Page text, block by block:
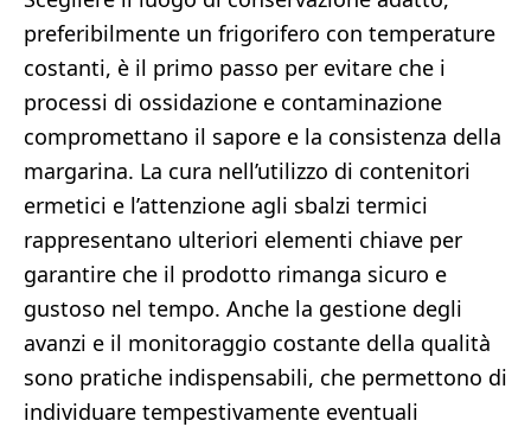
preferibilmente un frigorifero con temperature
costanti, è il primo passo per evitare che i
processi di ossidazione e contaminazione
compromettano il sapore e la consistenza della
margarina. La cura nell’utilizzo di contenitori
ermetici e l’attenzione agli sbalzi termici
rappresentano ulteriori elementi chiave per
garantire che il prodotto rimanga sicuro e
gustoso nel tempo. Anche la gestione degli
avanzi e il monitoraggio costante della qualità
sono pratiche indispensabili, che permettono di
individuare tempestivamente eventuali